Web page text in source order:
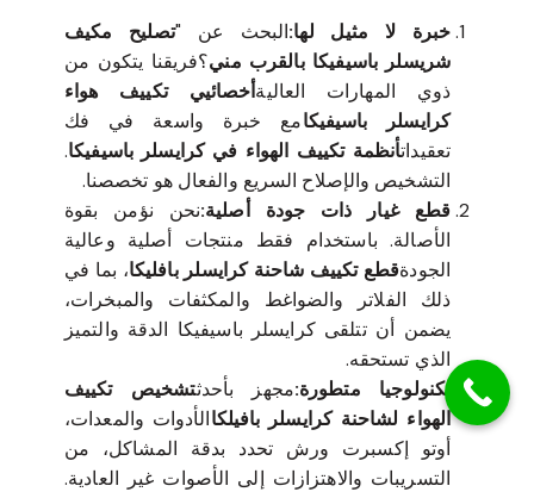
خبرة لا مثيل لها:البحث عن "تصليح مكيف
شريسلر باسيفيكا بالقرب مني؟فريقنا يتكون من
ذوي المهارات العاليةأخصائيي تكييف هواء
كرايسلر باسيفيكامع خبرة واسعة في فك
تعقيداتأنظمة تكييف الهواء في كرايسلر باسيفيكا.
التشخيص والإصلاح السريع والفعال هو تخصصنا.
قطع غيار ذات جودة أصلية:نحن نؤمن بقوة
الأصالة. باستخدام فقط منتجات أصلية وعالية
الجودةقطع تكييف شاحنة كرايسلر بافليكا، بما في
ذلك الفلاتر والضواغط والمكثفات والمبخرات،
يضمن أن تتلقى كرايسلر باسيفيكا الدقة والتميز
الذي تستحقه.
تكنولوجيا متطورة:مجهز بأحدثتشخيص تكييف
الهواء لشاحنة كرايسلر بافيلكاالأدوات والمعدات،
أوتو إكسبرت ورش تحدد بدقة المشاكل، من
التسريبات والاهتزازات إلى الأصوات غير العادية.